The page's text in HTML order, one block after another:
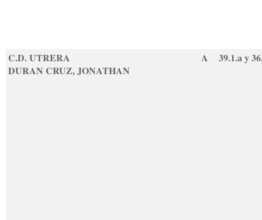
C.D. UTRERA
DURAN CRUZ, JONATHAN
A 39.1.a y